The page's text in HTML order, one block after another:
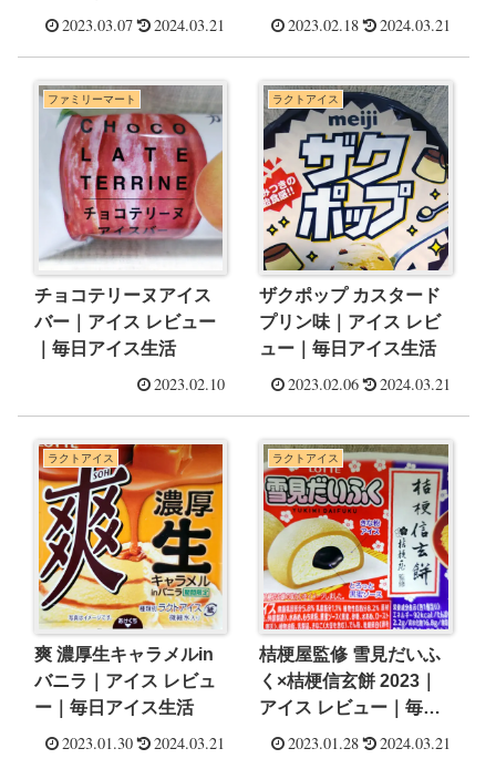
ー｜毎日アイス生活
2023.03.07 2024.03.21 2023.02.18 2024.03.21
ファミリーマート
チョコテリーヌアイス
バー｜アイス レビュー
｜毎日アイス生活
2023.02.10
ラクトアイス
ザクポップ カスタード
プリン味｜アイス レビ
ュー｜毎日アイス生活
2023.02.06 2024.03.21
ラクトアイス
爽 濃厚生キャラメルin
バニラ｜アイス レビュ
ー｜毎日アイス生活
2023.01.30 2024.03.21
ラクトアイス
桔梗屋監修 雪見だいふ
く×桔梗信玄餅 2023｜
アイス レビュー｜毎日
アイス生活
2023.01.28 2024.03.21